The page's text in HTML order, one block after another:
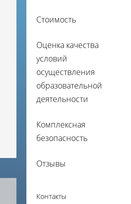
Стоимость
Оценка качества
условий
осуществления
образовательной
деятельности
Комплексная
безопасность
Отзывы
Контакты